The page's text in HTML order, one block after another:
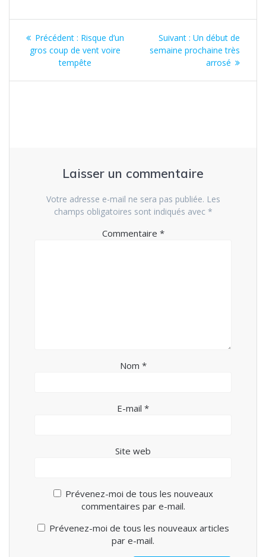
Navigation
de
l’article
Précédent : Article
précédent
:
Risque d’un
gros coup de vent voire
tempête
Suivant : Article
suivant
Un début de
semaine prochaine très
arrosé
Laisser un commentaire
Votre adresse e-mail ne sera pas publiée. Les
champs obligatoires sont indiqués avec *
Commentaire *
Nom *
E-mail *
Site web
Prévenez-moi de tous les nouveaux
commentaires par e-mail.
Prévenez-moi de tous les nouveaux articles
par e-mail.